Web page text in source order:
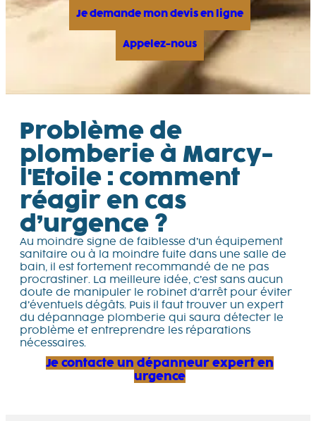
Je demande mon devis en ligne
Appelez-nous
Problème de
plomberie à Marcy-
l'Etoile : comment
réagir en cas
d’urgence ?
Au moindre signe de faiblesse d’un équipement
sanitaire ou à la moindre fuite dans une salle de
bain, il est fortement recommandé de ne pas
procrastiner. La meilleure idée, c’est sans aucun
doute de manipuler le robinet d’arrêt pour éviter
d’éventuels dégâts. Puis il faut trouver un expert
du dépannage plomberie qui saura détecter le
problème et entreprendre les réparations
nécessaires.
Je contacte un dépanneur expert en
urgence